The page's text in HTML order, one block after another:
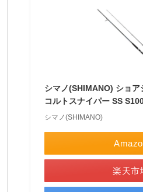
シマノ(SHIMANO) ショ
コルトスナイパー SS
シマノ(SHIMANO)
楽天市